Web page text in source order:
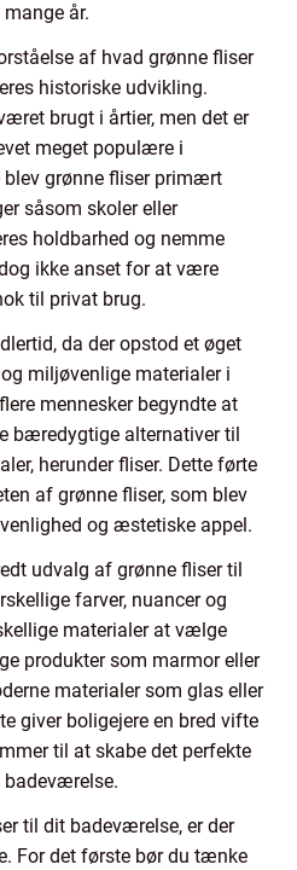
år.
af hvad grønne fliser
historiske udvikling.
brugt i årtier, men det er
meget populære i
grønne fliser primært
såsom skoler eller
holdbarhed og nemme
ikke anset for at være
til privat brug.
da der opstod et øget
miljøvenlige materialer i
mennesker begyndte at
bæredygtige alternativer til
herunder fliser. Dette førte
af grønne fliser, som blev
og æstetiske appel.
udvalg af grønne fliser til
farver, nuancer og
materialer at vælge
produkter som marmor eller
materialer som glas eller
giver boligejere en bred vifte
til at skabe det perfekte
badeværelse.
til dit badeværelse, er der
For det første bør du tænke